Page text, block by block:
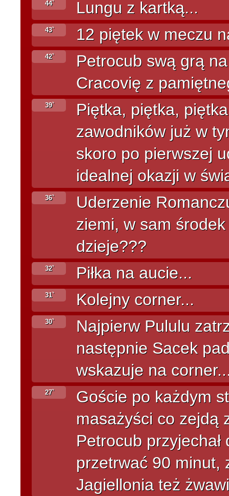
44` Lungu z kartką...
43` 12 piętek w meczu
42`
Petrocub swą grą
Cracovię z
39`
Piętka, piętka,
zawodników już w
skoro po pierwszej
idealnej okazji w
36`
Uderzenie
ziemi, w sam
dzieje???
32` Piłka na aucie...
31` Kolejny corner...
30`
Najpierw Pululu
następnie Sacek
wskazuje na
27`
Goście po każdym
masażyści co zejdą
Petrocub przyjechał
przetrwać 90 minut,
Jagiellonia też